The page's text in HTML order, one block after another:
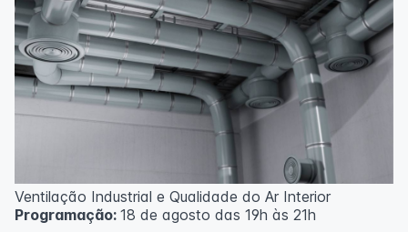
Ventilação Industrial e Qualidade do Ar Interior
Programação: 18 de agosto das 19h às 21h